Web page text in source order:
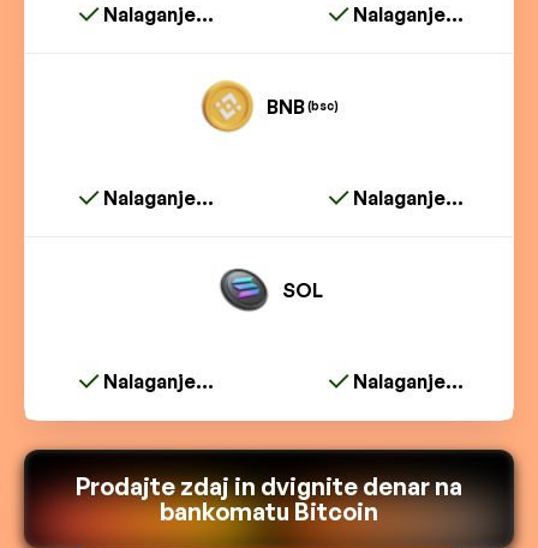
Nalaganje... Nalaganje...
BNB(bsc)
Nalaganje... Nalaganje...
SOL
Nalaganje... Nalaganje...
Prodajte zdaj in dvignite denar na
bankomatu Bitcoin